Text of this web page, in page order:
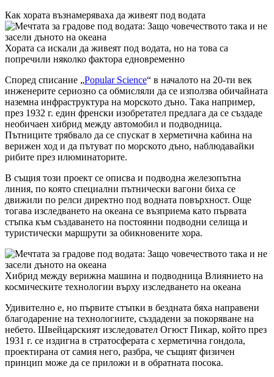
Как хората възнамеряваха да живеят под водата
Хората са искали да живеят под водата, но на това са
попречили няколко фактора едновременно
Според списание „Popular Science“ в началото на 20-ти век
инженерите сериозно са обмисляли да се използва обичайната
наземна инфраструктура на морското дъно. Така например,
през 1932 г. един френски изобретател предлага да се създаде
необичаен хибрид между автомобил и подводница.
Пътниците трябвало да се спускат в херметична кабина на
верижен ход и да пътуват по морското дъно, наблюдавайки
рибите през илюминаторите.
В същия този проект се описва и подводна железопътна
линия, по която специални пътнически вагони биха се
движили по релси директно под водната повърхност. Още
тогава изследването на океана се възприема като първата
стъпка към създаването на постоянни подводни селища и
туристически маршрути за обикновените хора.
Хибрид между верижна машина и подводница Влиянието на
космическите технологии върху изследването на океана
Удивително е, но първите стъпки в бездната бяха направени
благодарение на технологиите, създадени за покоряване на
небето. Швейцарският изследовател Огюст Пикар, който през
1931 г. се издигна в стратосферата с херметична гондола,
проектирана от самия него, разбра, че същият физичен
принцип може да се приложи и в обратната посока.